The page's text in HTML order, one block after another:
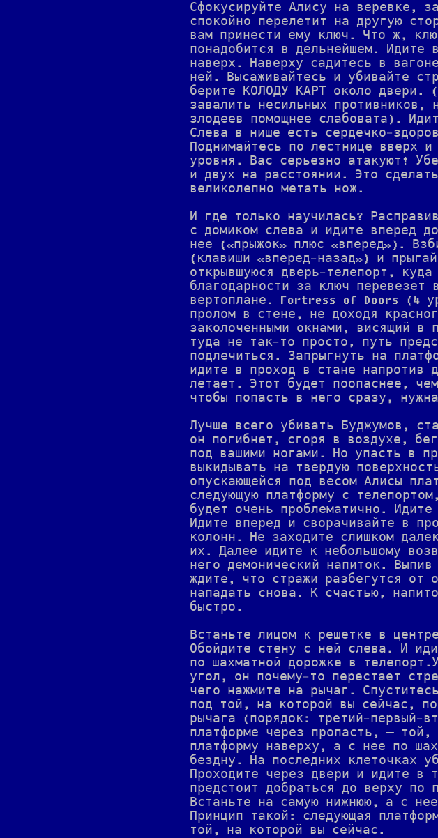
Сфокусируйте Алису на веревке,
спокойно перелетит на другую
вам принести ему ключ. Что ж,
понадобится в дельнейшем. Идите
наверх. Наверху садитесь в
ней. Высаживайтесь и убивайте
берите КОЛОДУ КАРТ около двери.
завалить несильных
злодеев помощнее слабовата).
Слева в нише есть сердечко-
Поднимайтесь по лестнице вверх
уровня. Вас серьезно атакуют!
и двух на расстоянии. Это
великолепно метать нож.
И где только научилась?
с домиком слева и идите вперед
нее («прыжок» плюс «вперед»).
(клавиши «вперед-назад») и
открывшуюся дверь-телепорт,
благодарности за ключ
вертоплане. Fortress of Doors (4
пролом в стене, не доходя
заколоченными окнами, висящий в
туда не так-то просто, путь
подлечиться. Запрыгнуть на
идите в проход в стане
летает. Этот будет поопаснее,
чтобы попасть в него сразу,
Лучше всего убивать Буджумов,
он погибнет, сгоря в воздухе,
под вашими ногами. Но упасть в
выкидывать на твердую
опускающейся под весом Алисы
следующую платформу с
будет очень проблематично.
Идите вперед и сворачивайте в
колонн. Не заходите слишком
их. Далее идите к небольшому
него демонический напиток.
ждите, что стражи разбегутся от
нападать снова. К счастью,
быстро.
Встаньте лицом к решетке в
Обойдите стену с ней слева. И
по шахматной дорожке в
угол, он почему-то перестает
чего нажмите на рычаг.
под той, на которой вы сейчас,
рычага (порядок: третий-первый-
платформе через пропасть, —
платформу наверху, а с нее по
бездну. На последних клеточках
Проходите через двери и идите в
предстоит добраться до верху по
Встаньте на самую нижнюю, а с
Принцип такой: следующая
той, на которой вы сейчас.